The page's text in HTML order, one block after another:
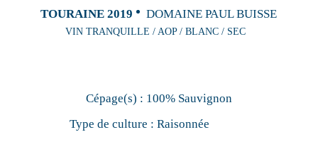
TOURAINE 2019 DOMAINE PAUL BUISSE
VIN TRANQUILLE / AOP / BLANC / SEC
Cépage(s) : 100% Sauvignon
Type de culture : Raisonnée